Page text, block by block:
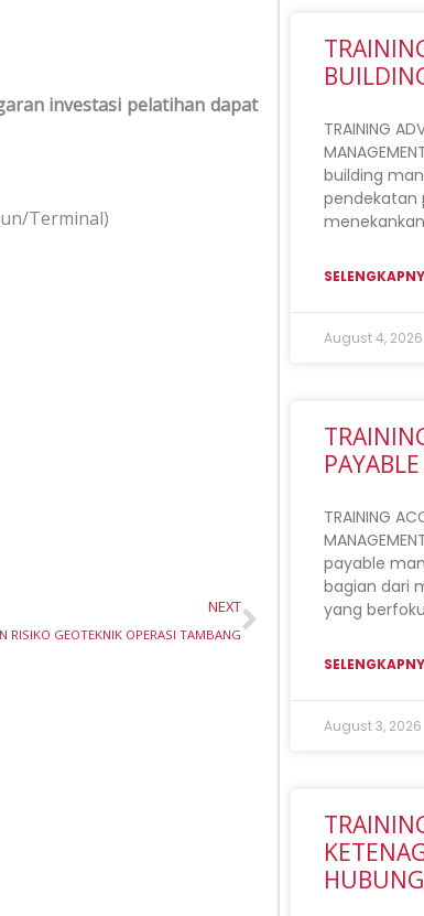
investasi pelatihan dapat
Terminal)
NEXT
RISIKO GEOTEKNIK OPERASI TAMBANG
Next
TRAINING
building
pendekatan
August 4, 2026
TRAINING
payable
bagian dari
yang
August 3, 2026